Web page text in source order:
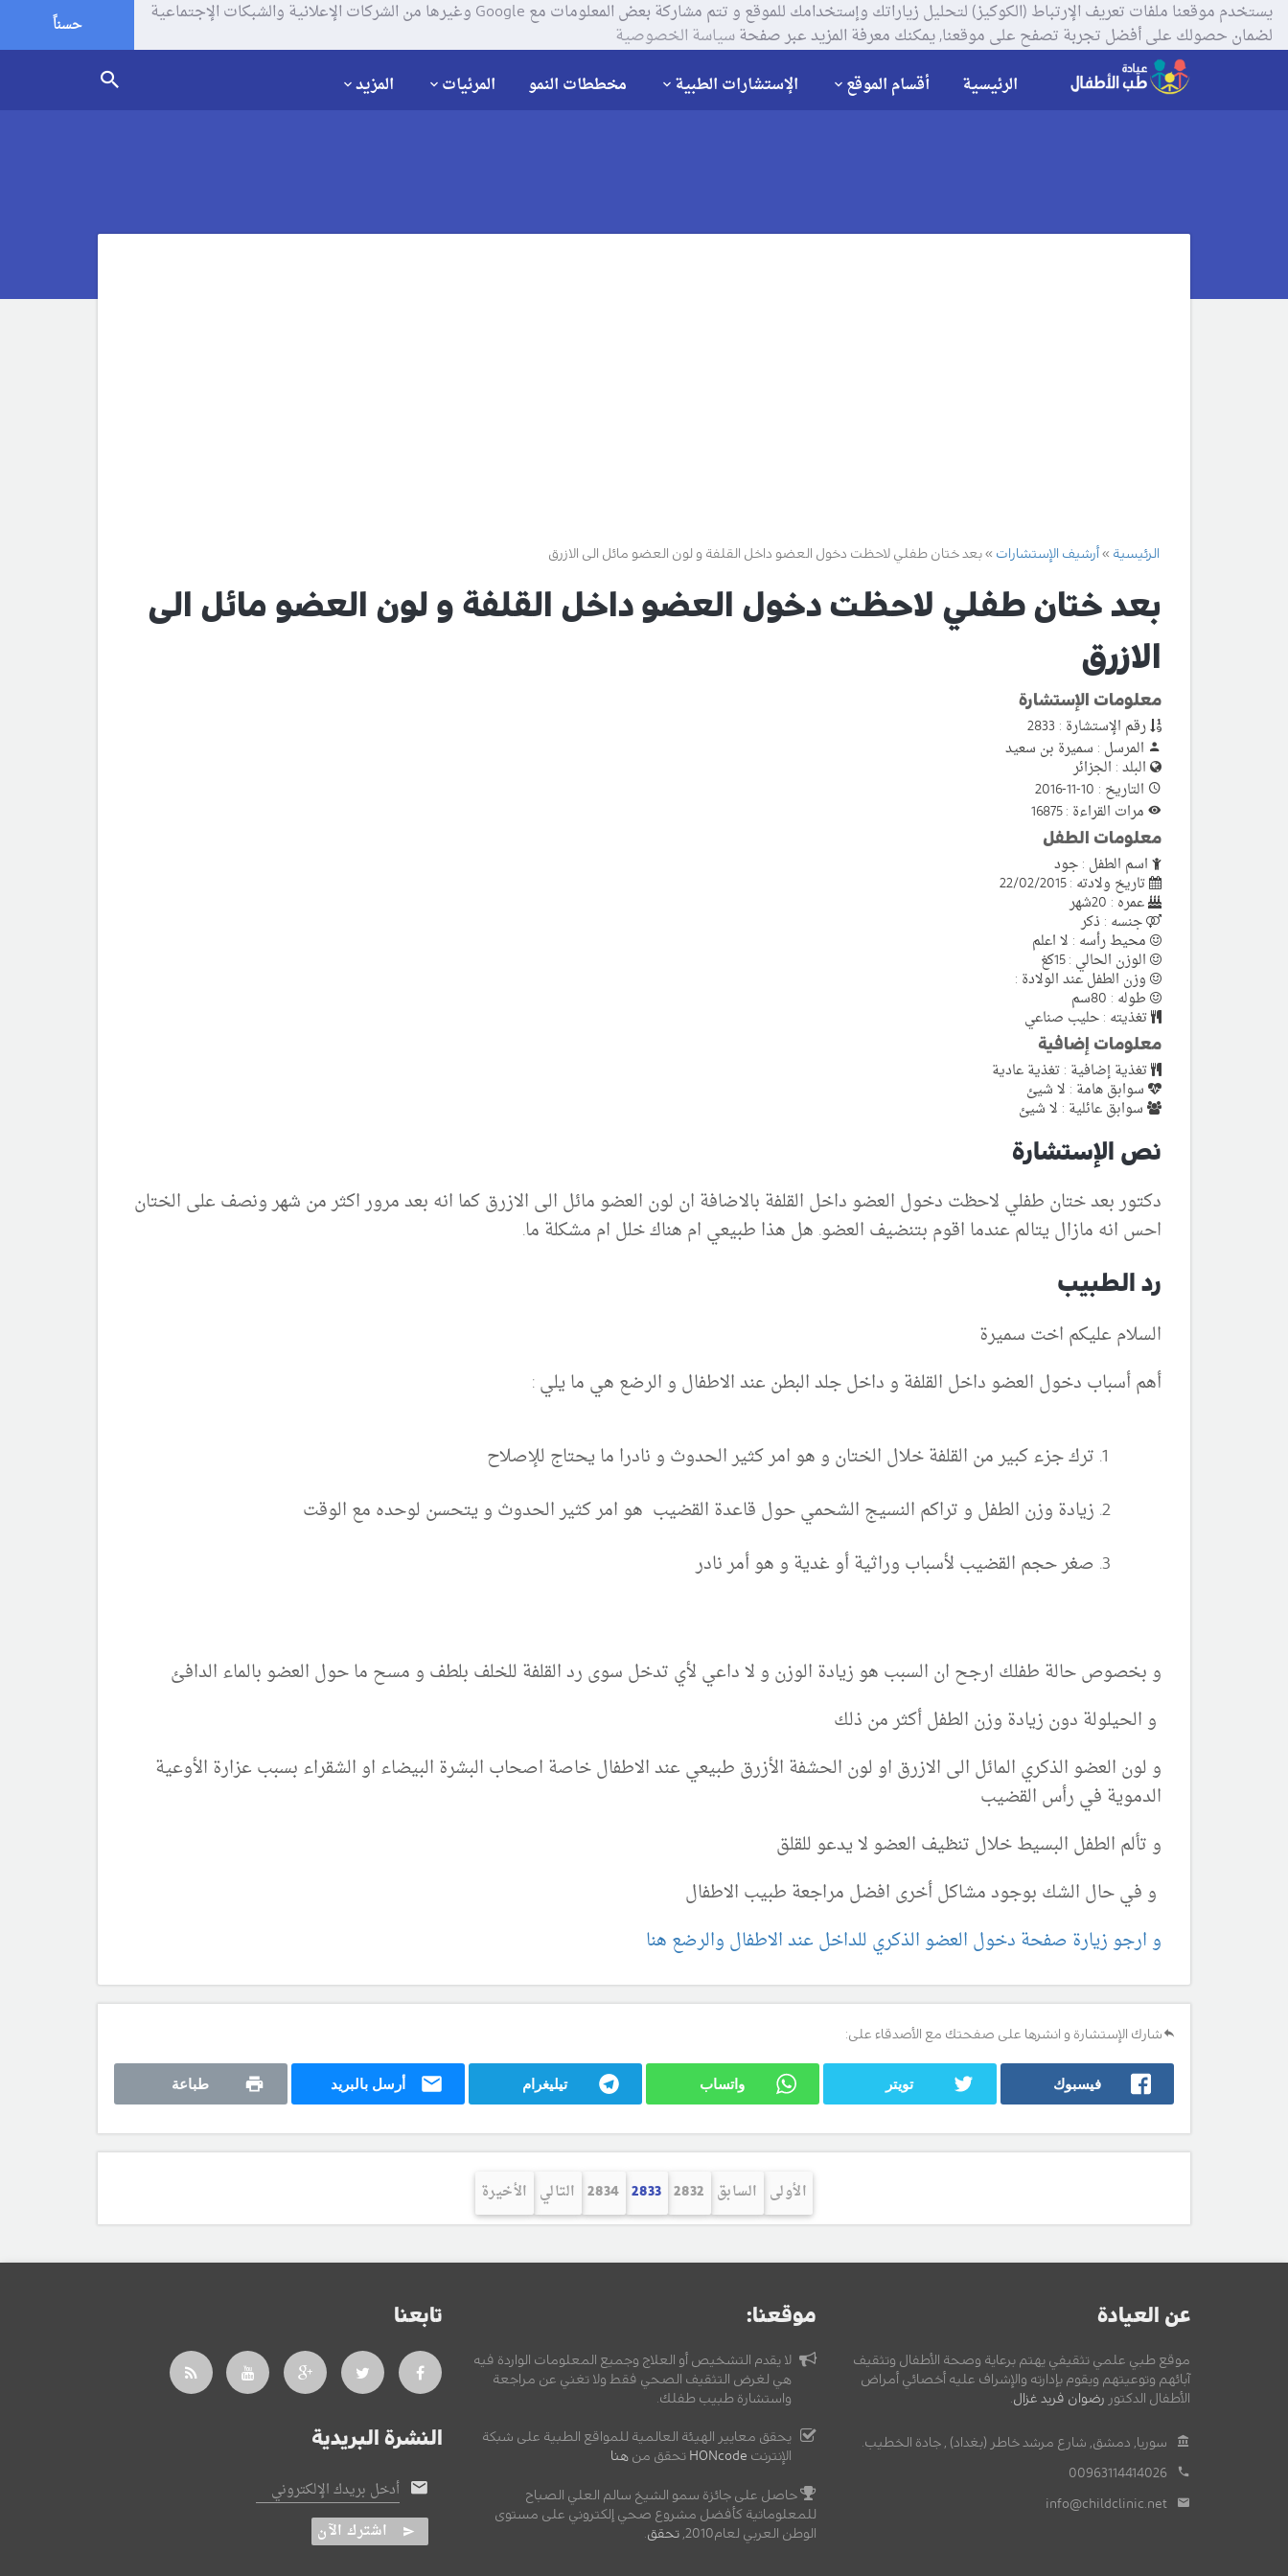
يستخدم موقعنا ملفات تعريف الإرتباط (الكوكيز) لتحليل زياراتك وإستخدامك للموقع و تتم مشاركة بعض المعلومات مع Google وغيرها من الشركات الإعلانية والشبكات الإجتماعية
لضمان حصولك على أفضل تجربة تصفح على موقعنا, يمكنك معرفة المزيد عبر صفحةسياسة الخصوصية حسناً
الرئيسية أقسام الموقع الإستشارات الطبية مخططات النمو المرئيات المزيد
الرئيسية أرشيف الإستشارات بعد ختان طفلي لاحظت دخول العضو داخل القلفة و لون العضو مائل الى الازرق
بعد ختان طفلي لاحظت دخول العضو داخل القلفة و لون العضو مائل الى
الازرق
معلومات الإستشارة
رقم الإستشارة : 2833
المرسل : سميرة بن سعيد
البلد : الجزائر
التاريخ : 10-11-2016
مرات القراءة : 16875
معلومات الطفل
اسم الطفل : جود
تاريخ ولادته : 22/02/2015
عمره : 20شهر
جنسه : ذكر
محيط رأسه : لا اعلم
الوزن الحالي : 15كغ
وزن الطفل عند الولادة :
طوله : 80سم
تغذيته : حليب صناعي
معلومات إضافية
تغذية إضافية : تغذية عادية
سوابق هامة : لا شيئ
سوابق عائلية : لا شيئ
نص الإستشارة
دكتور بعد ختان طفلي لاحظت دخول العضو داخل القلفة بالاضافة ان لون العضو مائل الى الازرق كما انه بعد مرور اكثر من شهر ونصف على الختان
احس انه مازال يتالم عندما اقوم بتنضيف العضو. هل هذا طبيعي ام هناك خلل ام مشكلة ما.
رد الطبيب
السلام عليكم اخت سميرة
أهم أسباب دخول العضو داخل القلفة و داخل جلد البطن عند الاطفال و الرضع هي ما يلي :
ترك جزء كبير من القلفة خلال الختان و هو امر كثير الحدوث و نادرا ما يحتاج للإصلاح
زيادة وزن الطفل و تراكم النسيج الشحمي حول قاعدة القضيب هو امر كثير الحدوث و يتحسن لوحده مع الوقت
صغر حجم القضيب لأسباب وراثية أو غدية و هو أمر نادر
و بخصوص حالة طفلك ارجح ان السبب هو زيادة الوزن و لا داعي لأي تدخل سوى رد القلفة للخلف بلطف و مسح ما حول العضو بالماء الدافئ
و الحيلولة دون زيادة وزن الطفل أكثر من ذلك
و لون العضو الذكري المائل الى الازرق او لون الحشفة الأزرق طبيعي عند الاطفال خاصة اصحاب البشرة البيضاء او الشقراء بسبب عزارة الأوعية
الدموية في رأس القضيب
و تألم الطفل البسيط خلال تنظيف العضو لا يدعو للقلق
و في حال الشك بوجود مشاكل أخرى افضل مراجعة طبيب الاطفال
و ارجو زيارة صفحة دخول العضو الذكري للداخل عند الاطفال والرضع هنا
شارك الإستشارة و انشرها على صفحتك مع الأصدقاء على:
فيسبوك تويتر واتساب تيليغرام أرسل بالبريد طباعة
الأولى السابق 2832
2833
2834 التالي الأخيرة
عن العيادة
موقع طبي علمي تثقيفي يهتم برعاية وصحة الأطفال وتثقيف
آبائهم وتوعيتهم ويقوم بإدارته والإشراف عليه أخصائي أمراض
الأطفال الدكتور رضوان فريد غزال
سوريا, دمشق, شارع مرشد خاطر (بغداد) , جادة الخطيب.
00963114414026
info@childclinic.net
موقعنا:
لا يقدم التشخيص أو العلاج وجميع المعلومات الواردة فيه
هي لغرض التثقيف الصحي فقط ولا تغني عن مراجعة
واستشارة طبيب طفلك.
يحقق معايير الهيئة العالمية للمواقع الطبية على شبكة
الإنترنت HONcode تحقق من هنا
حاصل على جائزة سمو الشيخ سالم العلي الصباح
للمعلوماتية كأفضل مشروع صحي إلكتروني على مستوى
الوطن العربي لعام2010,
تحقق
تابعنا
النشرة البريدية
أدخل بريدك الإلكتروني
اشترك الآن